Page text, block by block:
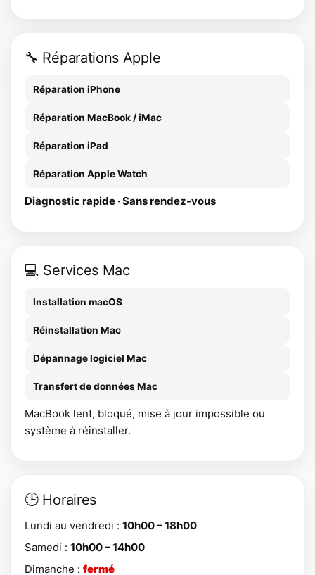
🔧 Réparations Apple
Réparation iPhone
Réparation MacBook / iMac
Réparation iPad
Réparation Apple Watch
Diagnostic rapide · Sans rendez-vous
💻 Services Mac
Installation macOS
Réinstallation Mac
Dépannage logiciel Mac
Transfert de données Mac
MacBook lent, bloqué, mise à jour impossible ou
système à réinstaller.
🕒 Horaires
Lundi au vendredi : 10h00 – 18h00
Samedi : 10h00 – 14h00
Dimanche : fermé